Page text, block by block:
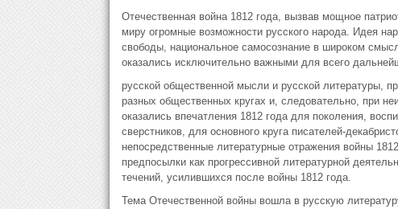
Отечественная война 1812 года, вызвав мощное
миру огромные возможности русского народа. Идея
свободы, национальное самосознание в широком
оказались исключительно важными для всего
русской общественной мысли и русской литературы,
разных общественных кругах и, следовательно, при
оказались впечатления 1812 года для поколения,
сверстников, для основного круга писателей-
непосредственные литературные отражения войны
предпосылки как прогрессивной литературной
течений, усилившихся после войны 1812 года.
Тема Отечественной войны вошла в русскую